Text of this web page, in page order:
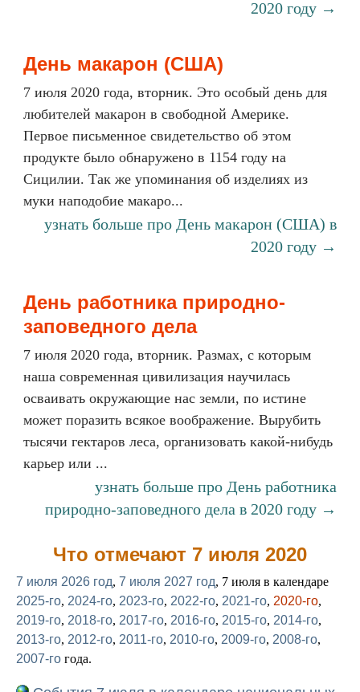
2020 году →
День макарон (США)
7 июля 2020 года, вторник. Это особый день для
любителей макарон в свободной Америке.
Первое письменное свидетельство об этом
продукте было обнаружено в 1154 году на
Сицилии. Так же упоминания об изделиях из
муки наподобие макаро...
узнать больше про День макарон (США) в
2020 году →
День работника природно-
заповедного дела
7 июля 2020 года, вторник. Размах, с которым
наша современная цивилизация научилась
осваивать окружающие нас земли, по истине
может поразить всякое воображение. Вырубить
тысячи гектаров леса, организовать какой-нибудь
карьер или ...
узнать больше про День работника
природно-заповедного дела в 2020 году →
Что отмечают 7 июля 2020
7 июля 2026 год, 7 июля 2027 год, 7 июля в календаре
2025-го, 2024-го, 2023-го, 2022-го, 2021-го, 2020-го,
2019-го, 2018-го, 2017-го, 2016-го, 2015-го, 2014-го,
2013-го, 2012-го, 2011-го, 2010-го, 2009-го, 2008-го,
2007-го года.